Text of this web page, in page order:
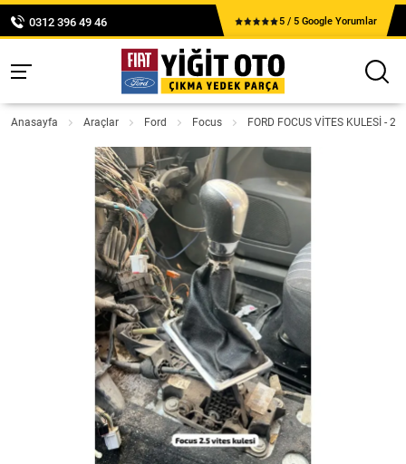
0312 396 49 46 5 / 5 Google Yorumlar
Anasayfa Araçlar Ford Focus FORD FOCUS VİTES KULESİ -